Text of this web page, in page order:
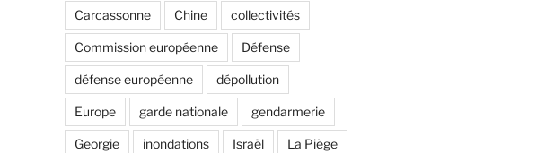
Carcassonne Chine collectivités
Commission européenne Défense
défense européenne dépollution
Europe garde nationale gendarmerie
Georgie inondations Israël La Piège